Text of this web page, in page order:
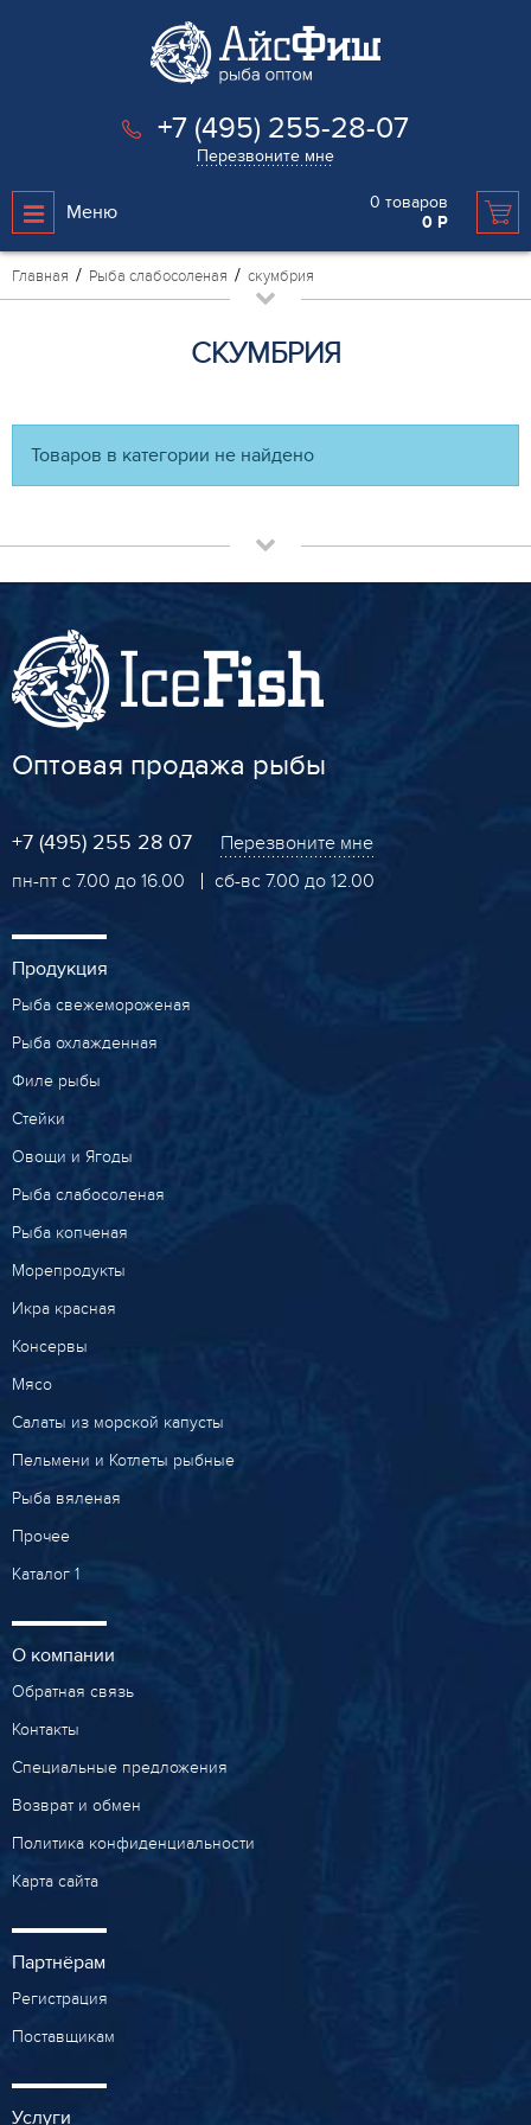
+7 (495) 255-28-07
Перезвоните мне
Меню 0 товаров
0 Р
Главная Рыба слабосоленая скумбрия
СКУМБРИЯ
Товаров в категории не найдено
Оптовая продажа рыбы
+7 (495) 255 28 07
Перезвоните мне
пн-пт с 7.00 до 16.00
сб-вс 7.00 до 12.00
Продукция
Рыба свежемороженая
Рыба охлажденная
Филе рыбы
Стейки
Овощи и Ягоды
Рыба слабосоленая
Рыба копченая
Морепродукты
Икра красная
Консервы
Мясо
Салаты из морской капусты
Пельмени и Котлеты рыбные
Рыба вяленая
Прочее
Каталог 1
О компании
Обратная связь
Контакты
Специальные предложения
Возврат и обмен
Политика конфиденциальности
Карта сайта
Партнёрам
Регистрация
Поставщикам
Услуги